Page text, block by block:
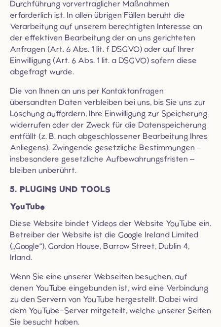
Durchführung vorvertraglicher Maßnahmen
erforderlich ist. In allen übrigen Fällen beruht die
Verarbeitung auf unserem berechtigten Interesse an
der effektiven Bearbeitung der an uns gerichteten
Anfragen (Art. 6 Abs. 1 lit. f DSGVO) oder auf Ihrer
Einwilligung (Art. 6 Abs. 1 lit. a DSGVO) sofern diese
abgefragt wurde.
Die von Ihnen an uns per Kontaktanfragen
übersandten Daten verbleiben bei uns, bis Sie uns zur
Löschung auffordern, Ihre Einwilligung zur Speicherung
widerrufen oder der Zweck für die Datenspeicherung
entfällt (z. B. nach abgeschlossener Bearbeitung Ihres
Anliegens). Zwingende gesetzliche Bestimmungen –
insbesondere gesetzliche Aufbewahrungsfristen –
bleiben unberührt.
5. PLUGINS UND TOOLS
YouTube
Diese Website bindet Videos der Website YouTube ein.
Betreiber der Website ist die Google Ireland Limited
(„Google“), Gordon House, Barrow Street, Dublin 4,
Irland.
Wenn Sie eine unserer Webseiten besuchen, auf
denen YouTube eingebunden ist, wird eine Verbindung
zu den Servern von YouTube hergestellt. Dabei wird
dem YouTube-Server mitgeteilt, welche unserer Seiten
Sie besucht haben.